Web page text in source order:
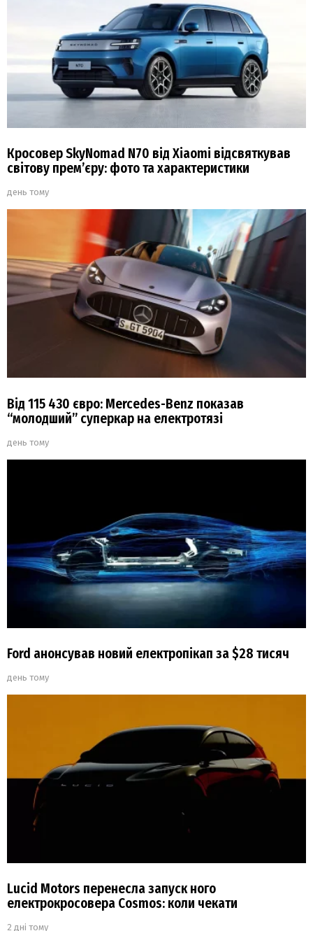
Кросовер SkyNomad N70 від Xiaomi відсвяткував
світову прем’єру: фото та характеристики
день тому
Від 115 430 євро: Mercedes-Benz показав
“молодший” суперкар на електротязі
день тому
Ford анонсував новий електропікап за $28 тисяч
день тому
Lucid Motors перенесла запуск ного
електрокросовера Cosmos: коли чекати
2 дні тому